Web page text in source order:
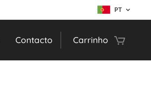
PT
Contacto Carrinho